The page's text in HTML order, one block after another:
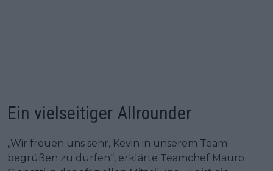
Ein vielseitiger Allrounder
„Wir freuen uns sehr, Kevin in unserem Team
begrüßen zu dürfen“, erklärte Teamchef Mauro